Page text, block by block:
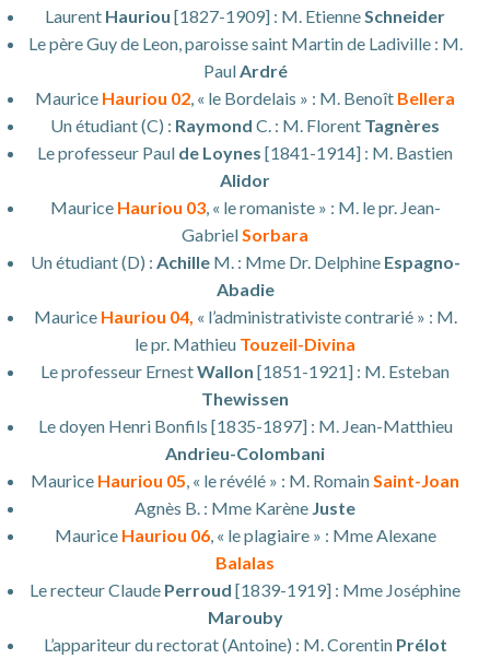
Laurent Hauriou [1827-1909] : M. EtienneSchneider
Le père Guy de Leon, paroisse saint Martin de Ladiville : M.
PaulArdré
Maurice Hauriou 02, « le Bordelais » : M. Benoît Bellera
Un étudiant (C) : Raymond C. : M. Florent Tagnères
Le professeur Paul de Loynes [1841-1914] : M. Bastien
Alidor
Maurice Hauriou 03, « le romaniste » : M. le pr. Jean-
GabrielSorbara
Un étudiant (D) : AchilleM. : Mme Dr. Delphine Espagno-
Abadie
Maurice Hauriou 04, « l’administrativiste contrarié » : M.
le pr. Mathieu Touzeil-Divina
Le professeur ErnestWallon [1851-1921] : M. Esteban
Thewissen
Le doyen Henri Bonfils [1835-1897] : M. Jean-Matthieu
Andrieu-Colombani
Maurice Hauriou 05, « le révélé » : M. RomainSaint-Joan
Agnès B. : Mme Karène Juste
Maurice Hauriou 06, « le plagiaire » : Mme Alexane
Balalas
Le recteur Claude Perroud [1839-1919] : Mme Joséphine
Marouby
L’appariteur du rectorat (Antoine) : M. Corentin Prélot